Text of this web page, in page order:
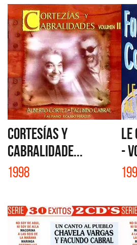
CORTESÍAS Y
CABRALIDADE...
1998
LE
-